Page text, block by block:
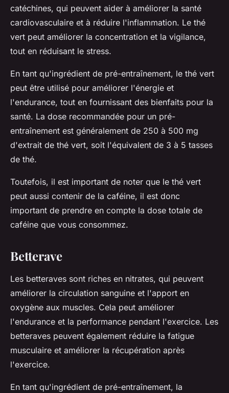
catéchines, qui peuvent aider à améliorer la santé
cardiovasculaire et à réduire l'inflammation. Le thé
vert peut améliorer la concentration et la vigilance,
tout en réduisant le stress.
En tant qu'ingrédient de pré-entraînement, le thé vert
peut être utilisé pour améliorer l'énergie et
l'endurance, tout en fournissant des bienfaits pour la
santé. La dose recommandée pour un pré-
entraînement est généralement de 250 à 500 mg
d'extrait de thé vert, soit l'équivalent de 3 à 5 tasses
de thé.
Toutefois, il est important de noter que le thé vert
peut aussi contenir de la caféine, il est donc
important de prendre en compte la dose totale de
caféine que vous consommez.
Betterave
Les betteraves sont riches en nitrates, qui peuvent
améliorer la circulation sanguine et l'apport en
oxygène aux muscles. Cela peut améliorer
l'endurance et la performance pendant l'exercice. Les
betteraves peuvent également réduire la fatigue
musculaire et améliorer la récupération après
l'exercice.
En tant qu'ingrédient de pré-entraînement, la